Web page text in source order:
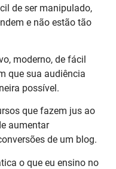
de ser manipulado,
e não estão tão
moderno, de fácil
que sua audiência
possível.
que fazem jus ao
aumentar
de um blog.
o que eu ensino no